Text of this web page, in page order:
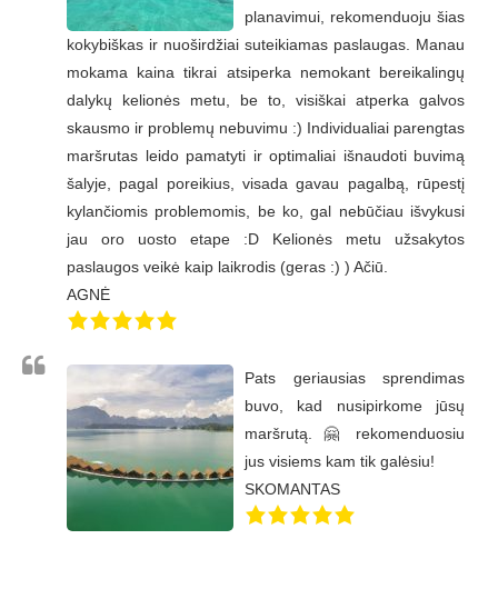
planavimui, rekomenduoju šias
kokybiškas ir nuoširdžiai suteikiamas paslaugas. Manau
mokama kaina tikrai atsiperka nemokant bereikalingų
dalykų kelionės metu, be to, visiškai atperka galvos
skausmo ir problemų nebuvimu :) Individualiai parengtas
maršrutas leido pamatyti ir optimaliai išnaudoti buvimą
šalyje, pagal poreikius, visada gavau pagalbą, rūpestį
kylančiomis problemomis, be ko, gal nebūčiau išvykusi
jau oro uosto etape :D Kelionės metu užsakytos
paslaugos veikė kaip laikrodis (geras :) ) Ačiū.
AGNĖ
Pats geriausias sprendimas
buvo, kad nusipirkome jūsų
maršrutą. 🤗 rekomenduosiu
jus visiems kam tik galėsiu!
SKOMANTAS